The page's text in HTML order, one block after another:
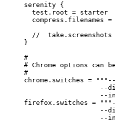
serenity {
  test.root = starter
compress.filenames =
//  take.screenshots
}
#
# Chrome options can
#
chrome.switches =
--
--
firefox.switches =
--
--